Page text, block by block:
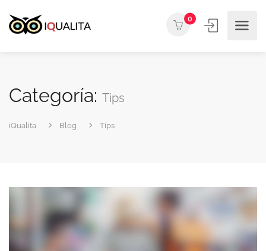
0
Categoría: Tips
iQualita Blog Tips